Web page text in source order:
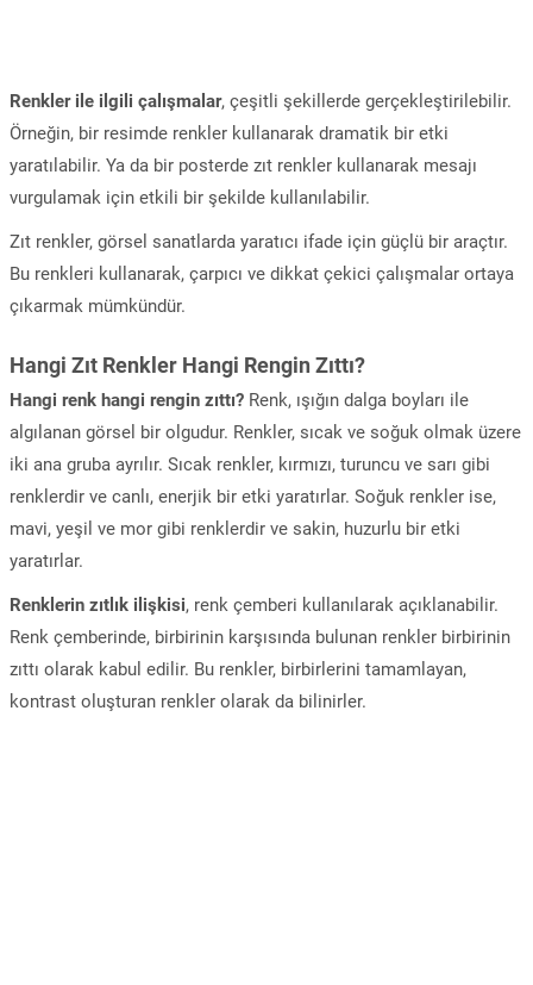
Renkler ile ilgili çalışmalar, çeşitli şekillerde gerçekleştirilebilir.
Örneğin, bir resimde renkler kullanarak dramatik bir etki
yaratılabilir. Ya da bir posterde zıt renkler kullanarak mesajı
vurgulamak için etkili bir şekilde kullanılabilir.
Zıt renkler, görsel sanatlarda yaratıcı ifade için güçlü bir araçtır.
Bu renkleri kullanarak, çarpıcı ve dikkat çekici çalışmalar ortaya
çıkarmak mümkündür.
Hangi Zıt Renkler Hangi Rengin Zıttı?
Hangi renk hangi rengin zıttı? Renk, ışığın dalga boyları ile
algılanan görsel bir olgudur. Renkler, sıcak ve soğuk olmak üzere
iki ana gruba ayrılır. Sıcak renkler, kırmızı, turuncu ve sarı gibi
renklerdir ve canlı, enerjik bir etki yaratırlar. Soğuk renkler ise,
mavi, yeşil ve mor gibi renklerdir ve sakin, huzurlu bir etki
yaratırlar.
Renklerin zıtlık ilişkisi, renk çemberi kullanılarak açıklanabilir.
Renk çemberinde, birbirinin karşısında bulunan renkler birbirinin
zıttı olarak kabul edilir. Bu renkler, birbirlerini tamamlayan,
kontrast oluşturan renkler olarak da bilinirler.